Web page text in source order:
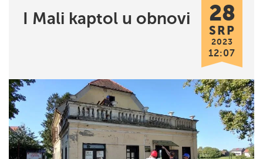
I Mali kaptol u obnovi 28
SRP
2023
12:07